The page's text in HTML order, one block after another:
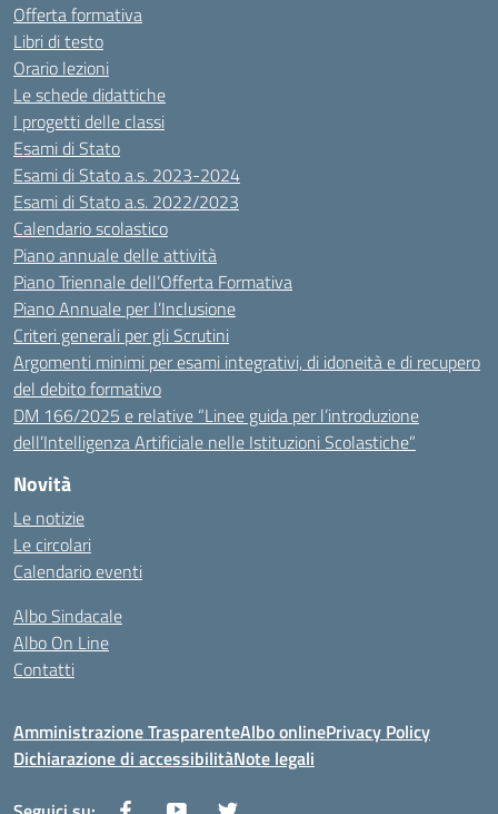
Offerta formativa
Libri di testo
Orario lezioni
Le schede didattiche
I progetti delle classi
Esami di Stato
Esami di Stato a.s. 2023-2024
Esami di Stato a.s. 2022/2023
Calendario scolastico
Piano annuale delle attività
Piano Triennale dell’Offerta Formativa
Piano Annuale per l’Inclusione
Criteri generali per gli Scrutini
Argomenti minimi per esami integrativi, di idoneità e di recupero
del debito formativo
DM 166/2025 e relative “Linee guida per l’introduzione
dell’Intelligenza Artificiale nelle Istituzioni Scolastiche”
Novità
Le notizie
Le circolari
Calendario eventi
Albo Sindacale
Albo On Line
Contatti
Amministrazione TrasparenteAlbo onlinePrivacy Policy
Dichiarazione di accessibilitàNote legali